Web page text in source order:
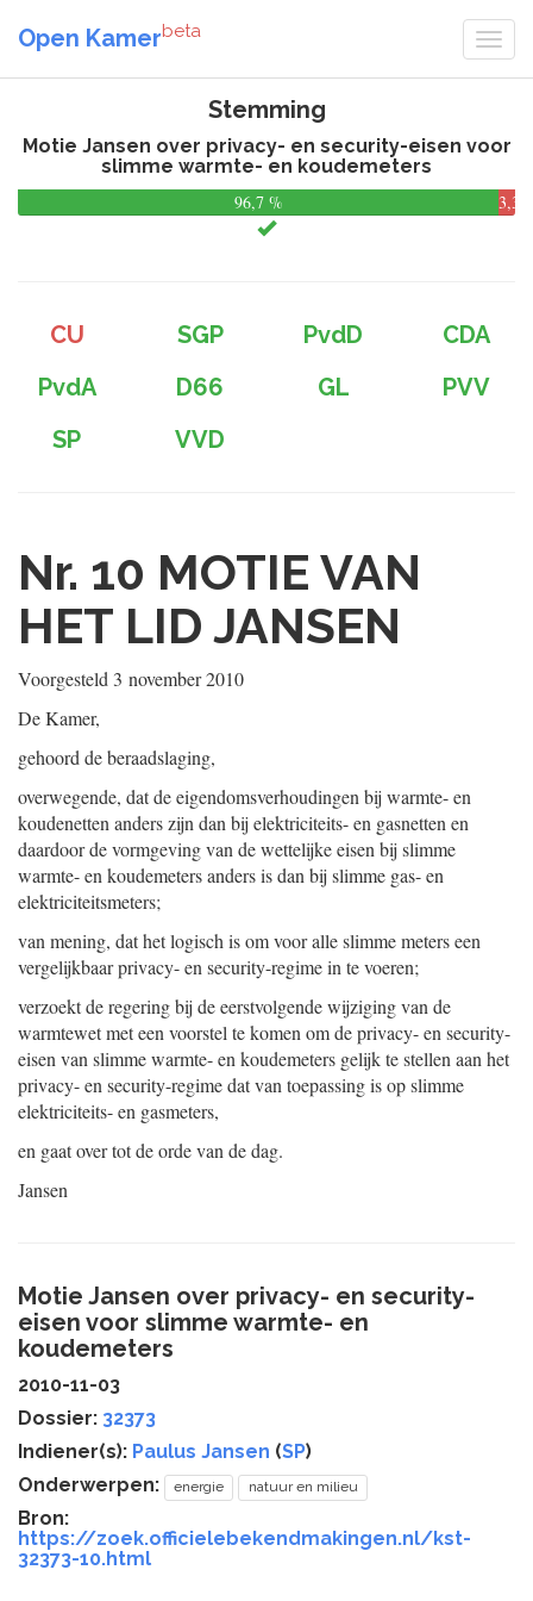
Open Kamerbeta
Stemming
Motie Jansen over privacy- en security-eisen voor
slimme warmte- en koudemeters
96,7 %
3,3
CU SGP PvdD
CDA
PvdA
D66 GL
PVV
SP
VVD
Nr. 10 MOTIE VAN
HET LID JANSEN
Voorgesteld 3 november 2010
De Kamer,
gehoord de beraadslaging,
overwegende, dat de eigendomsverhoudingen bij warmte- en
koudenetten anders zijn dan bij elektriciteits- en gasnetten en
daardoor de vormgeving van de wettelijke eisen bij slimme
warmte- en koudemeters anders is dan bij slimme gas- en
elektriciteitsmeters;
van mening, dat het logisch is om voor alle slimme meters een
vergelijkbaar privacy- en security-regime in te voeren;
verzoekt de regering bij de eerstvolgende wijziging van de
warmtewet met een voorstel te komen om de privacy- en security-
eisen van slimme warmte- en koudemeters gelijk te stellen aan het
privacy- en security-regime dat van toepassing is op slimme
elektriciteits- en gasmeters,
en gaat over tot de orde van de dag.
Jansen
Motie Jansen over privacy- en security-
eisen voor slimme warmte- en
koudemeters
2010-11-03
Dossier: 32373
Indiener(s): Paulus Jansen (SP)
Onderwerpen:
energie natuur en milieu
Bron:
https://zoek.officielebekendmakingen.nl/kst-
32373-10.html